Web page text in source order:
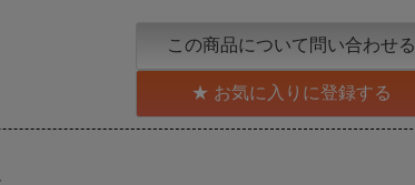
この商品について問い合わせる
お気に入りに登録する